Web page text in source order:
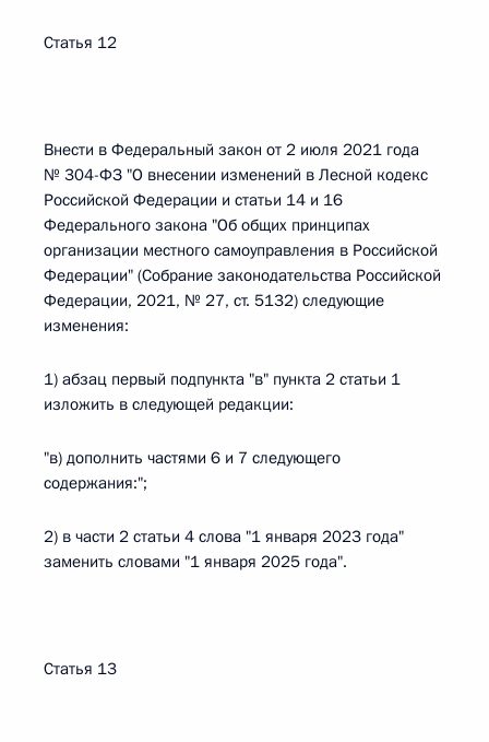
Статья 12
Внести в Федеральный закон от 2 июля 2021 года
№ 304-ФЗ "О внесении изменений в Лесной кодекс
Российской Федерации и статьи 14 и 16
Федерального закона "Об общих принципах
организации местного самоуправления в Российской
Федерации" (Собрание законодательства Российской
Федерации, 2021, № 27, ст. 5132) следующие
изменения:
1) абзац первый подпункта "в" пункта 2 статьи 1
изложить в следующей редакции:
"в) дополнить частями 6 и 7 следующего
содержания:";
2) в части 2 статьи 4 слова "1 января 2023 года"
заменить словами "1 января 2025 года".
Статья 13